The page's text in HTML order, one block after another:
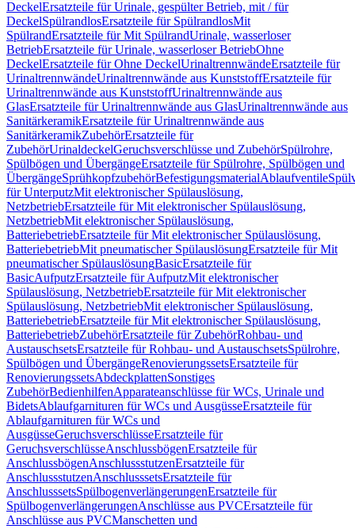
DeckelErsatzteile für Urinale, gespülter Betrieb, mit / für
DeckelSpülrandlosErsatzteile für SpülrandlosMit
SpülrandErsatzteile für Mit SpülrandUrinale, wasserloser
BetriebErsatzteile für Urinale, wasserloser BetriebOhne
DeckelErsatzteile für Ohne DeckelUrinaltrennwändeErsatzteile für
UrinaltrennwändeUrinaltrennwände aus KunststoffErsatzteile für
Urinaltrennwände aus KunststoffUrinaltrennwände aus
GlasErsatzteile für Urinaltrennwände aus GlasUrinaltrennwände aus
SanitärkeramikErsatzteile für Urinaltrennwände aus
SanitärkeramikZubehörErsatzteile für
ZubehörUrinaldeckelGeruchsverschlüsse und ZubehörSpülrohre,
Spülbögen und ÜbergängeErsatzteile für Spülrohre, Spülbögen und
ÜbergängeSprühkopfzubehörBefestigungsmaterialAblaufventile
für UnterputzMit elektronischer Spülauslösung,
NetzbetriebErsatzteile für Mit elektronischer Spülauslösung,
NetzbetriebMit elektronischer Spülauslösung,
BatteriebetriebErsatzteile für Mit elektronischer Spülauslösung,
BatteriebetriebMit pneumatischer SpülauslösungErsatzteile für Mit
pneumatischer SpülauslösungBasicErsatzteile für
BasicAufputzErsatzteile für AufputzMit elektronischer
Spülauslösung, NetzbetriebErsatzteile für Mit elektronischer
Spülauslösung, NetzbetriebMit elektronischer Spülauslösung,
BatteriebetriebErsatzteile für Mit elektronischer Spülauslösung,
BatteriebetriebZubehörErsatzteile für ZubehörRohbau- und
AustauschsetsErsatzteile für Rohbau- und AustauschsetsSpülrohre,
Spülbögen und ÜbergängeRenovierungssetsErsatzteile für
RenovierungssetsAbdeckplattenSonstiges
ZubehörBedienhilfenApparateanschlüsse für WCs, Urinale und
BidetsAblaufgarnituren für WCs und AusgüsseErsatzteile für
Ablaufgarnituren für WCs und
AusgüsseGeruchsverschlüsseErsatzteile für
GeruchsverschlüsseAnschlussbögenErsatzteile für
AnschlussbögenAnschlussstutzenErsatzteile für
AnschlussstutzenAnschlusssetsErsatzteile für
AnschlusssetsSpülbogenverlängerungenErsatzteile für
SpülbogenverlängerungenAnschlüsse aus PVCErsatzteile für
Anschlüsse aus PVCManschetten und